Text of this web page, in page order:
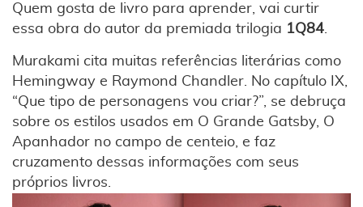
Quem gosta de livro para aprender, vai curtir
essa obra do autor da premiada trilogia 1Q84.
Murakami cita muitas referências literárias como
Hemingway e Raymond Chandler. No capítulo IX,
“Que tipo de personagens vou criar?”, se debruça
sobre os estilos usados em O Grande Gatsby, O
Apanhador no campo de centeio, e faz
cruzamento dessas informações com seus
próprios livros.